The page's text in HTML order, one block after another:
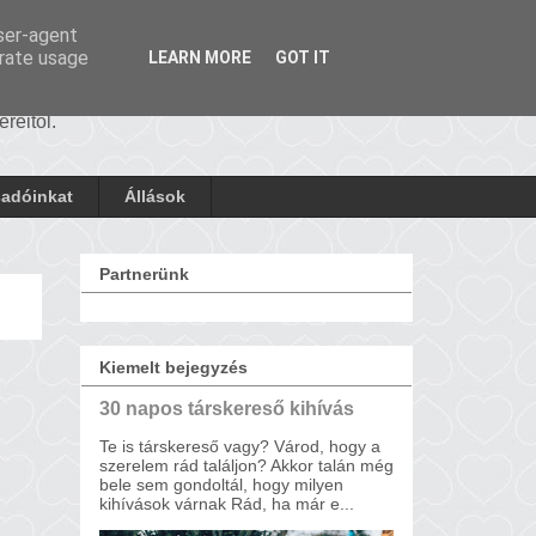
Állások
Partnerünk
Kiemelt bejegyzés
30 napos társkereső kihívás
Te is társkereső vagy? Várod, hogy a
szerelem rád találjon? Akkor talán még
bele sem gondoltál, hogy milyen
kihívások várnak Rád, ha már e...
agent
usage
LEARN MORE GOT IT